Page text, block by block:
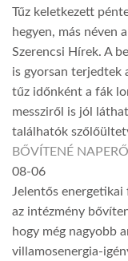
Tűz keletkezett
hegyen, más néven
Szerencsi Hírek. A
is gyorsan terjedtek
tűz időnként a fák
messziről is jól
találhatók
BŐVÍTENÉ
08-06
Jelentős
az intézmény
hogy még nagyobb
villamosenergia-